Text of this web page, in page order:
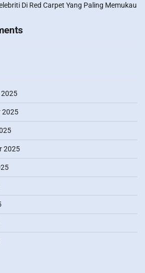
Di Red Carpet Yang Paling Memukau
2025
2025
2025